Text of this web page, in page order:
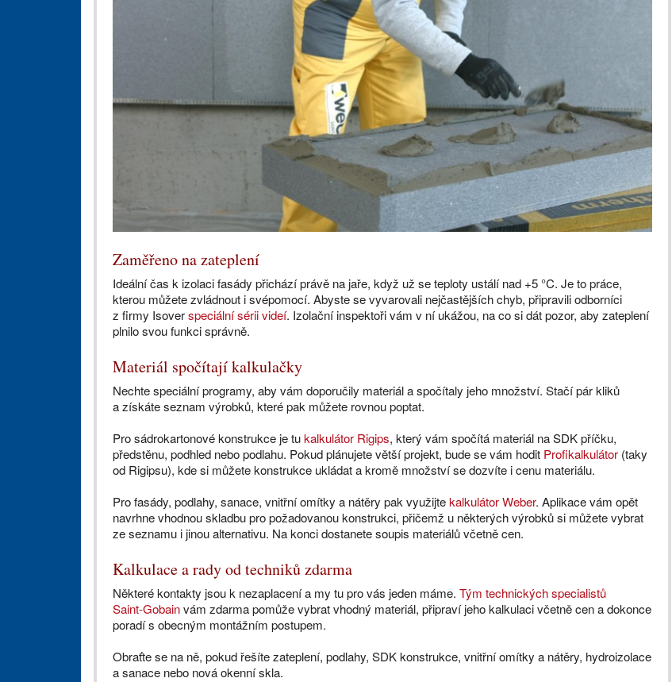
Zaměřeno na zateplení
Ideální čas k izolaci fasády přichází právě na jaře, když už se teploty ustálí nad +5 °C. Je to práce,
kterou můžete zvládnout i svépomocí. Abyste se vyvarovali nejčastějších chyb, připravili odborníci
z firmy Isoverspeciální sérii videí. Izolační inspektoři vám v ní ukážou, na co si dát pozor, aby zateplení
plnilo svou funkci správně.
Materiál spočítají kalkulačky
Nechte speciální programy, aby vám doporučily materiál a spočítaly jeho množství. Stačí pár kliků
a získáte seznam výrobků, které pak můžete rovnou poptat.
Pro sádrokartonové konstrukce je tukalkulátor Rigips, který vám spočítá materiál na SDK příčku,
předstěnu, podhled nebo podlahu. Pokud plánujete větší projekt, bude se vám hodit Profikalkulátor (taky
od Rigipsu), kde si můžete konstrukce ukládat a kromě množství se dozvíte i cenu materiálu.
Pro fasády, podlahy, sanace, vnitřní omítky a nátěry pak využijtekalkulátor Weber. Aplikace vám opět
navrhne vhodnou skladbu pro požadovanou konstrukci, přičemž u některých výrobků si můžete vybrat
ze seznamu i jinou alternativu. Na konci dostanete soupis materiálů včetně cen.
Kalkulace a rady od techniků zdarma
Některé kontakty jsou k nezaplacení a my tu pro vás jeden máme. Tým technických specialistů
Saint‑Gobainvám zdarma pomůže vybrat vhodný materiál, připraví jeho kalkulaci včetně cen a dokonce
poradí s obecným montážním postupem.
Obraťte se na ně, pokud řešíte zateplení, podlahy, SDK konstrukce, vnitřní omítky a nátěry, hydroizolace
a sanace nebo nová okenní skla.